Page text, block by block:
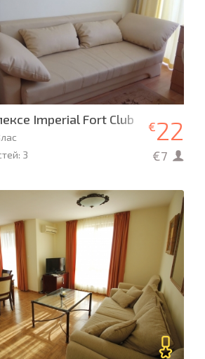
Imperial Fort Club
3
€22
€7